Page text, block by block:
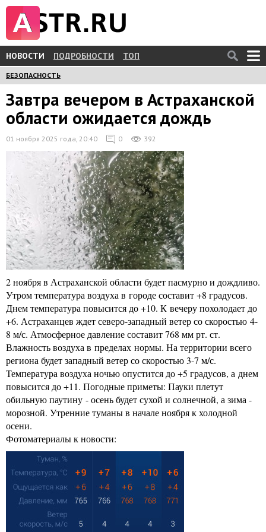
НОВОСТИ ПОДРОБНОСТИ ТОП
БЕЗОПАСНОСТЬ
Завтра вечером в Астраханской
области ожидается дождь
01 ноября 2025 года, 20:40 0 392
2 ноября в Астраханской области будет пасмурно и дождливо.
Утром температура воздуха в городе составит +8 градусов.
Днем температура повысится до +10. К вечеру похолодает до
+6. Астраханцев ждет северо-западный ветер со скоростью 4-
8 м/с. Атмосферное давление составит 768 мм рт. ст.
Влажность воздуха в пределах нормы. На территории всего
региона будет западный ветер со скоростью 3-7 м/с.
Температура воздуха ночью опустится до +5 градусов, а днем
повысится до +11. Погодные приметы: Пауки плетут
обильную паутину - осень будет сухой и солнечной, а зима -
морозной. Утренние туманы в начале ноября к холодной
осени.
Фотоматериалы к новости: